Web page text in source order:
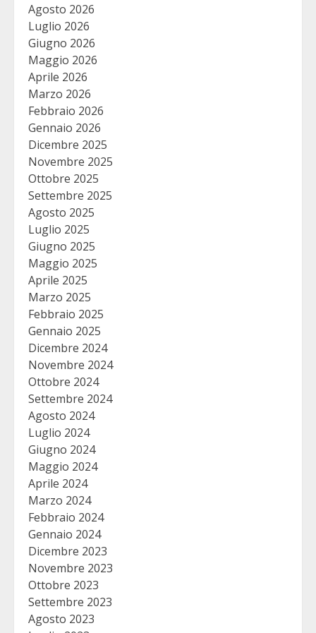
Agosto 2026
Luglio 2026
Giugno 2026
Maggio 2026
Aprile 2026
Marzo 2026
Febbraio 2026
Gennaio 2026
Dicembre 2025
Novembre 2025
Ottobre 2025
Settembre 2025
Agosto 2025
Luglio 2025
Giugno 2025
Maggio 2025
Aprile 2025
Marzo 2025
Febbraio 2025
Gennaio 2025
Dicembre 2024
Novembre 2024
Ottobre 2024
Settembre 2024
Agosto 2024
Luglio 2024
Giugno 2024
Maggio 2024
Aprile 2024
Marzo 2024
Febbraio 2024
Gennaio 2024
Dicembre 2023
Novembre 2023
Ottobre 2023
Settembre 2023
Agosto 2023